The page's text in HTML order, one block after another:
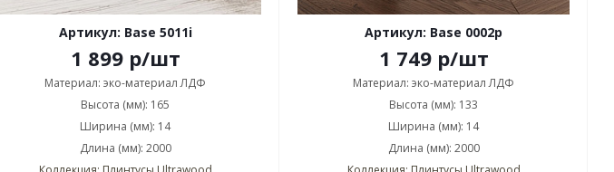
Артикул: Base 5011i
1 899р/шт
Материал: эко-материал ЛДФ
Высота (мм): 165
Ширина (мм): 14
Длина (мм): 2000
Артикул: Base 0002p
1 749р/шт
Материал: эко-материал ЛДФ
Высота (мм): 133
Ширина (мм): 14
Длина (мм): 2000